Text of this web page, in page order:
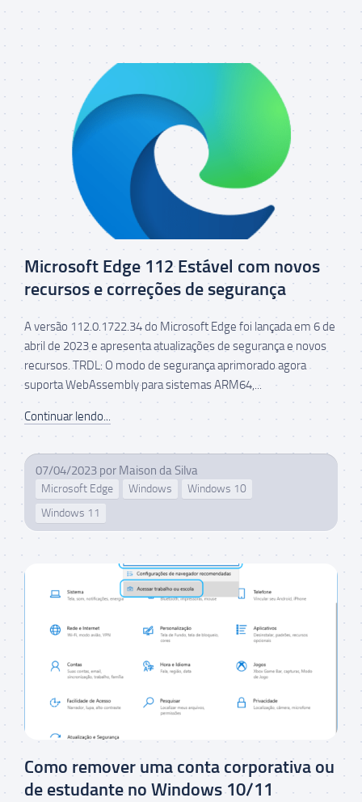
Microsoft Edge 112 Estável com novos
recursos e correções de segurança
A versão 112.0.1722.34 do Microsoft Edge foi lançada em 6 de
abril de 2023 e apresenta atualizações de segurança e novos
recursos. TRDL: O modo de segurança aprimorado agora
suporta WebAssembly para sistemas ARM64,...
Continuar lendo...
07/04/2023 por Maison da Silva
Microsoft Edge Windows
Windows 10
Windows 11
Como remover uma conta corporativa ou
de estudante no Windows 10/11